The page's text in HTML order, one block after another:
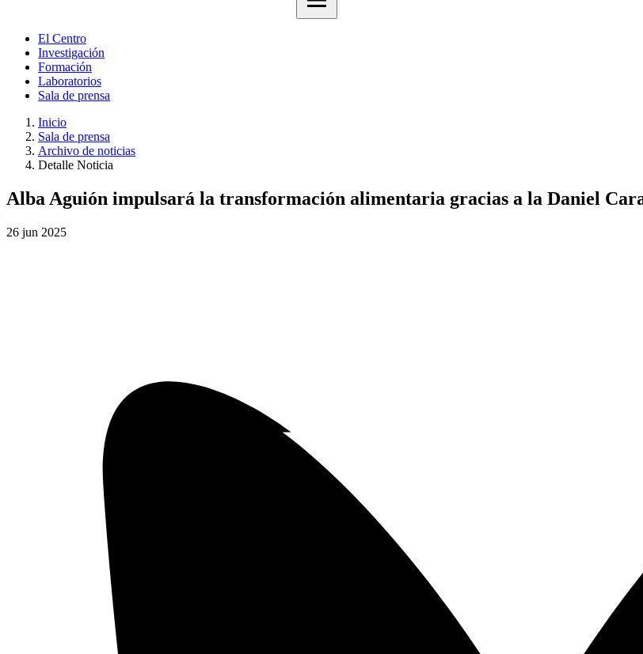
El Centro
Investigación
Formación
Laboratorios
Sala de prensa
Inicio
Sala de prensa
Archivo de noticias
Detalle Noticia
Alba Aguión impulsará la transformación alimentaria gracias a la Daniel
26 jun 2025